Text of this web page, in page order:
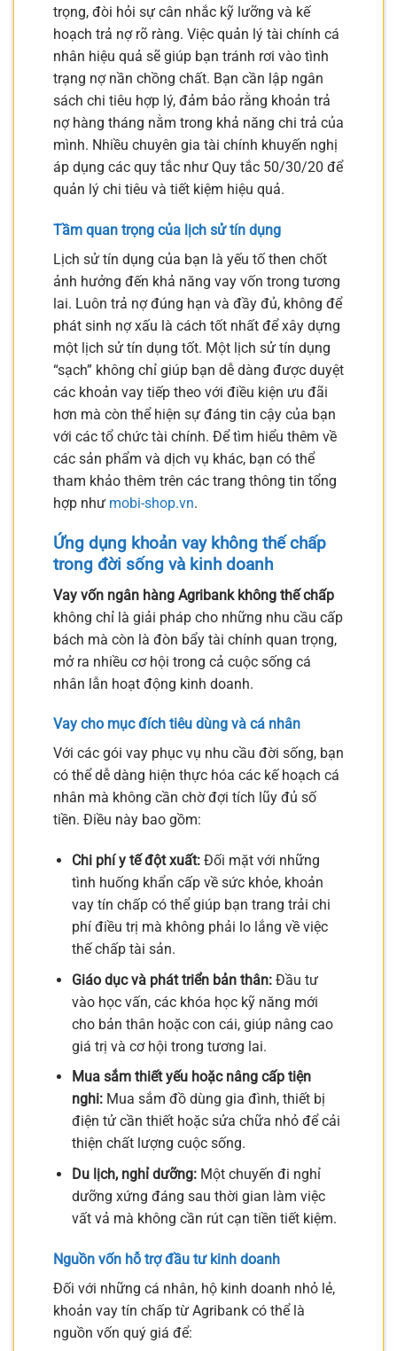
trọng, đòi hỏi sự cân nhắc kỹ lưỡng và kế
hoạch trả nợ rõ ràng. Việc quản lý tài chính cá
nhân hiệu quả sẽ giúp bạn tránh rơi vào tình
trạng nợ nần chồng chất. Bạn cần lập ngân
sách chi tiêu hợp lý, đảm bảo rằng khoản trả
nợ hàng tháng nằm trong khả năng chi trả của
mình. Nhiều chuyên gia tài chính khuyến nghị
áp dụng các quy tắc như Quy tắc 50/30/20 để
quản lý chi tiêu và tiết kiệm hiệu quả.
Tầm quan trọng của lịch sử tín dụng
Lịch sử tín dụng của bạn là yếu tố then chốt
ảnh hưởng đến khả năng vay vốn trong tương
lai. Luôn trả nợ đúng hạn và đầy đủ, không để
phát sinh nợ xấu là cách tốt nhất để xây dựng
một lịch sử tín dụng tốt. Một lịch sử tín dụng
“sạch” không chỉ giúp bạn dễ dàng được duyệt
các khoản vay tiếp theo với điều kiện ưu đãi
hơn mà còn thể hiện sự đáng tin cậy của bạn
với các tổ chức tài chính. Để tìm hiểu thêm về
các sản phẩm và dịch vụ khác, bạn có thể
tham khảo thêm trên các trang thông tin tổng
hợp như mobi-shop.vn.
Ứng dụng khoản vay không thế chấp
trong đời sống và kinh doanh
Vay vốn ngân hàng Agribank không thế chấp
không chỉ là giải pháp cho những nhu cầu cấp
bách mà còn là đòn bẩy tài chính quan trọng,
mở ra nhiều cơ hội trong cả cuộc sống cá
nhân lẫn hoạt động kinh doanh.
Vay cho mục đích tiêu dùng và cá nhân
Với các gói vay phục vụ nhu cầu đời sống, bạn
có thể dễ dàng hiện thực hóa các kế hoạch cá
nhân mà không cần chờ đợi tích lũy đủ số
tiền. Điều này bao gồm:
Chi phí y tế đột xuất:Đối mặt với những
tình huống khẩn cấp về sức khỏe, khoản
vay tín chấp có thể giúp bạn trang trải chi
phí điều trị mà không phải lo lắng về việc
thế chấp tài sản.
Giáo dục và phát triển bản thân:Đầu tư
vào học vấn, các khóa học kỹ năng mới
cho bản thân hoặc con cái, giúp nâng cao
giá trị và cơ hội trong tương lai.
Mua sắm thiết yếu hoặc nâng cấp tiện
nghi:Mua sắm đồ dùng gia đình, thiết bị
điện tử cần thiết hoặc sửa chữa nhỏ để cải
thiện chất lượng cuộc sống.
Du lịch, nghỉ dưỡng:Một chuyến đi nghỉ
dưỡng xứng đáng sau thời gian làm việc
vất vả mà không cần rút cạn tiền tiết kiệm.
Nguồn vốn hỗ trợ đầu tư kinh doanh
Đối với những cá nhân, hộ kinh doanh nhỏ lẻ,
khoản vay tín chấp từ Agribank có thể là
nguồn vốn quý giá để: